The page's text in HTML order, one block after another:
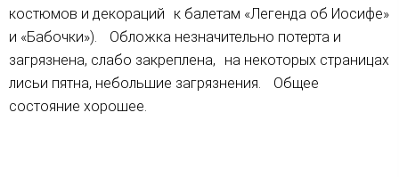
костюмов и декораций к балетам «Легенда об Иосифе»
и «Бабочки»). Обложка незначительно потерта и
загрязнена, слабо закреплена, на некоторых страницах
лисьи пятна, небольшие загрязнения. Общее
состояние хорошее.